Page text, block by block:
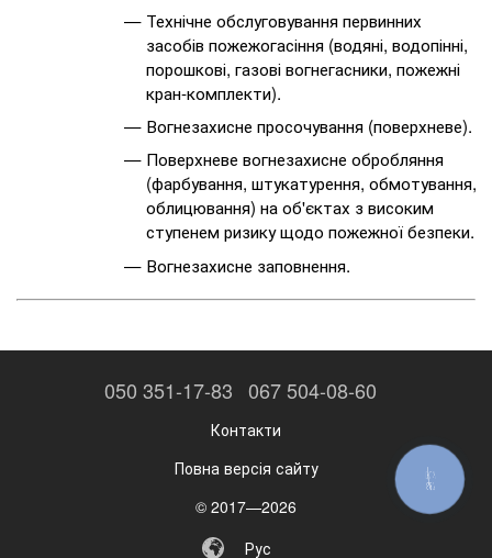
Технічне обслуговування первинних
засобів пожежогасіння (водяні, водопінні,
порошкові, газові вогнегасники, пожежні
кран-комплекти).
Вогнезахисне просочування (поверхневе).
Поверхневе вогнезахисне обробляння
(фарбування, штукатурення, обмотування,
облицювання) на об'єктах з високим
ступенем ризику щодо пожежної безпеки.
Вогнезахисне заповнення.
050 351-17-83 067 504-08-60
Контакти
Повна версія сайту
© 2017—2026
Рус
КНОПКА
ЗВ'ЯЗКУ